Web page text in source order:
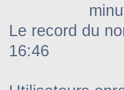
Le record du
16:46